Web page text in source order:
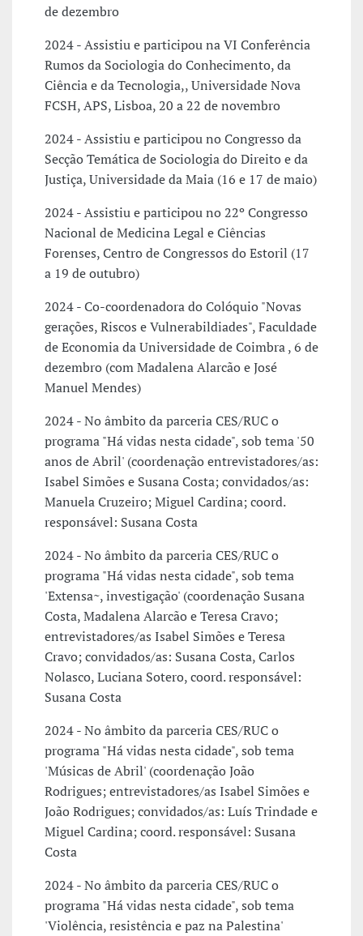
de dezembro
2024 - Assistiu e participou na VI Conferência
Rumos da Sociologia do Conhecimento, da
Ciência e da Tecnologia,, Universidade Nova
FCSH, APS, Lisboa, 20 a 22 de novembro
2024 - Assistiu e participou no Congresso da
Secção Temática de Sociologia do Direito e da
Justiça, Universidade da Maia (16 e 17 de maio)
2024 - Assistiu e participou no 22º Congresso
Nacional de Medicina Legal e Ciências
Forenses, Centro de Congressos do Estoril (17
a 19 de outubro)
2024 - Co-coordenadora do Colóquio "Novas
gerações, Riscos e Vulnerabildiades", Faculdade
de Economia da Universidade de Coimbra , 6 de
dezembro (com Madalena Alarcão e José
Manuel Mendes)
2024 - No âmbito da parceria CES/RUC o
programa "Há vidas nesta cidade", sob tema '50
anos de Abril' (coordenação entrevistadores/as:
Isabel Simões e Susana Costa; convidados/as:
Manuela Cruzeiro; Miguel Cardina; coord.
responsável: Susana Costa
2024 - No âmbito da parceria CES/RUC o
programa "Há vidas nesta cidade", sob tema
'Extensa~, investigação' (coordenação Susana
Costa, Madalena Alarcão e Teresa Cravo;
entrevistadores/as Isabel Simões e Teresa
Cravo; convidados/as: Susana Costa, Carlos
Nolasco, Luciana Sotero, coord. responsável:
Susana Costa
2024 - No âmbito da parceria CES/RUC o
programa "Há vidas nesta cidade", sob tema
'Músicas de Abril' (coordenação João
Rodrigues; entrevistadores/as Isabel Simões e
João Rodrigues; convidados/as: Luís Trindade e
Miguel Cardina; coord. responsável: Susana
Costa
2024 - No âmbito da parceria CES/RUC o
programa "Há vidas nesta cidade", sob tema
'Violência, resistência e paz na Palestina'